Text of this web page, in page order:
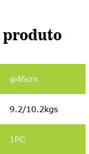
produto
φ46cm
9.2/10.2kgs
1PC